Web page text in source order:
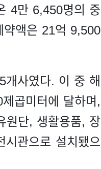
4만 6,450명의 중
약액은 21억 9,500
개사였다. 이 중 해
곱미터에 달하며,
원단, 생활용품, 장
관으로 설치됐으